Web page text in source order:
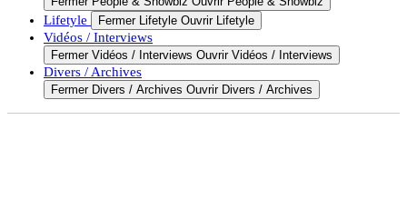
Lifetyle Fermer Lifetyle Ouvrir Lifetyle
Vidéos / Interviews
Fermer Vidéos / Interviews Ouvrir Vidéos / Interviews
Divers / Archives
Fermer Divers / Archives Ouvrir Divers / Archives